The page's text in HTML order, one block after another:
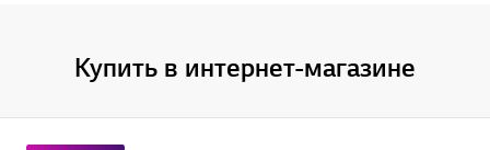
Купить в интернет-магазине